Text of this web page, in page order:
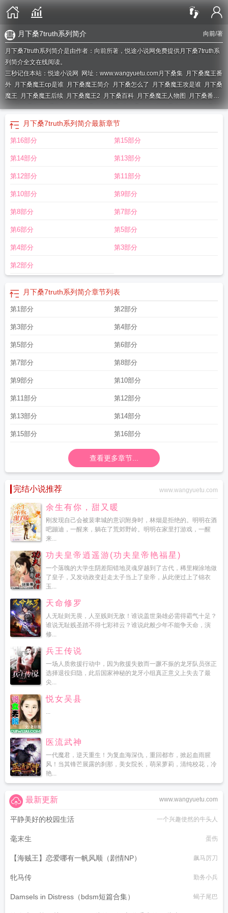
向前/著
月下桑7truth系列简介
月下桑7truth系列简介是由作者：向前所著，悦途小说网免费提供月下桑7truth系
列简介全文在线阅读。
三秒记住本站：悦途小说网 网址：www.wangyuetu.com月下桑集 月下桑魔王番
外 月下桑魔王cp是谁 月下桑魔王简介 月下桑怎么了 月下桑魔王攻是谁 月下桑
魔王
月下桑魔王后续 月下桑魔王2 月下桑百科 月下桑魔王人物图
月下桑番
外月下桑7truth系列简介月下桑魔王剧透月下桑攻控月下桑实体书月下桑顺
月下桑魔王开车 月下桑 作品 月下桑 作品集
月下桑
月下桑7truth系列简介最新章节
第16部分 第15部分
第14部分 第13部分
第12部分 第11部分
第10部分 第9部分
第8部分 第7部分
第6部分 第5部分
第4部分 第3部分
第2部分
月下桑7truth系列简介章节列表
第1部分 第2部分
第3部分 第4部分
第5部分 第6部分
第7部分 第8部分
第9部分 第10部分
第11部分 第12部分
第13部分 第14部分
第15部分 第16部分
查看更多章节...
完结小说推荐 www.wangyuetu.com
余生有你，甜又暖
刚发现自己会被裴聿城的意识附身时，林烟是拒绝的。明明在酒
吧蹦迪，一醒来，躺在了荒郊野岭。明明在家里打游戏，一醒
来...
功夫皇帝逍遥游(功夫皇帝艳福星)
一个落魄的大学生阴差阳错地灵魂穿越到了古代，稀里糊涂地做
了皇子，又发动政变赶走太子当上了皇帝，从此便过上了锦衣
玉...
天命修罗
人无耻则无畏，人至贱则无敌！谁说盖世枭雄必需得霸气十足？
谁说无耻贱圣踏不得七彩祥云？谁说此般少年不能争天命，演
修...
兵王传说
一场人质救援行动中，因为救援失败而一蹶不振的龙牙队员张正
选择退役归隐，此后国家神秘的龙牙小组真正意义上失去了最
尖...
悦女吴县
...
医流武神
一代魔君，逆天重生！为复血海深仇，重回都市，掀起血雨腥
风！当其锋芒展露的刹那，美女院长，萌呆萝莉，清纯校花，冷
艳...
www.wangyuetu.com
最新更新
平静美好的校园生活 一个兴趣使然的牛头人
毫末生 蛋伤
【海贼王】恋爱哪有一帆风顺（剧情NP） 飙马厉刀
牝马传 勤务小兵
Damsels in Distress（bdsm短篇合集） 蝎子尾巴